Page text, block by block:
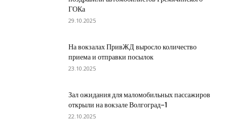
ГОКа
29.10.2025
На вокзалах ПривЖД выросло количество
приема и отправки посылок
23.10.2025
Зал ожидания для маломобильных пассажиров
открыли на вокзале Волгоград-1
22.10.2025